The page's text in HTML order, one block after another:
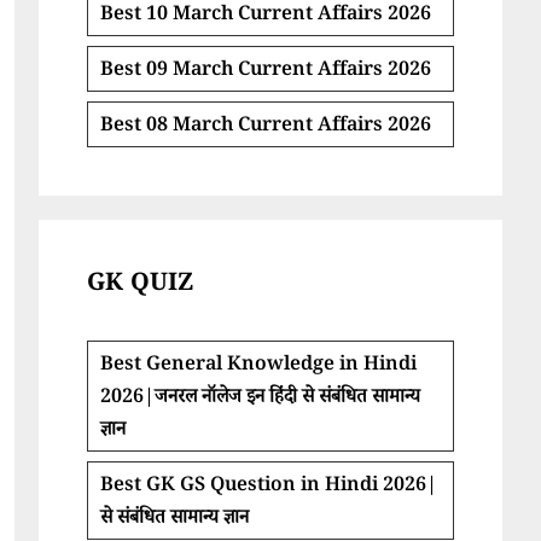
Best 10 March Current Affairs 2026
Best 09 March Current Affairs 2026
Best 08 March Current Affairs 2026
GK QUIZ
Best General Knowledge in Hindi
2026|जनरल नॉलेज इन हिंदी से संबंधित सामान्य
ज्ञान
Best GK GS Question in Hindi 2026|
से संबंधित सामान्य ज्ञान